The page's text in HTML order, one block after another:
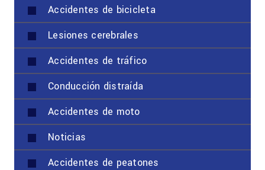
Accidentes de bicicleta
Lesiones cerebrales
Accidentes de tráfico
Conducción distraída
Accidentes de moto
Noticias
Accidentes de peatones